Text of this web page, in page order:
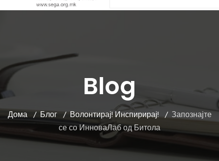
Blog
Дома Блог Волонтирај! Инспирирај!
Запознајте
се со ИнноваЛаб од Битола